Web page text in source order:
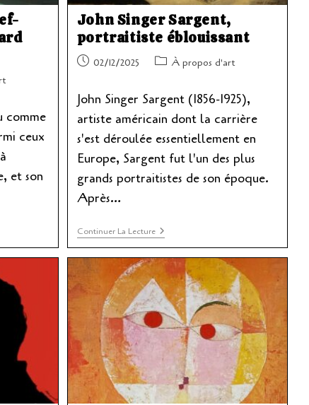
comme
ceux
et son
John Singer Sargent,
portraitiste éblouissant
Publication
02/12/2025
PostÀ propos d'art
John Singer Sargent (1856-1925),
artiste américain dont la carrière
s'est déroulée essentiellement en
Europe, Sargent fut l'un des plus
grands portraitistes de son époque.
Après…
Continuer La LectureJohn
Singer
Portraitiste
Éblouissant